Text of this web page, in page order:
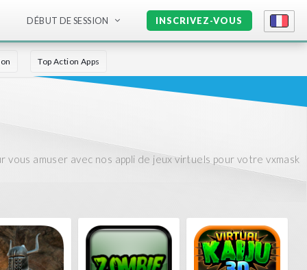
DÉBUT DE SESSION INSCRIVEZ-VOUS
Top Action Apps
amuser avec nos appli de jeux virtuels pour votre vxmask